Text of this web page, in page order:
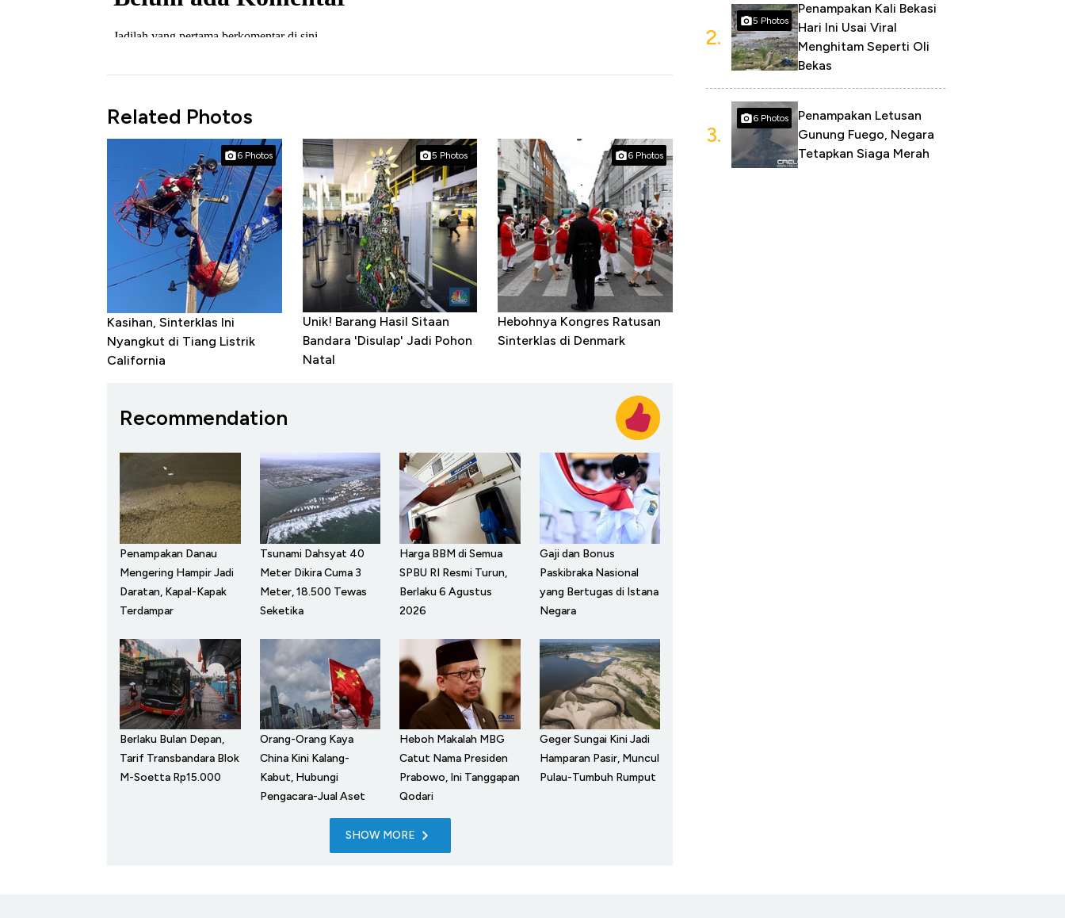
Related Photos
6 Photos
Kasihan, Sinterklas Ini
Nyangkut di Tiang Listrik
California
5 Photos
Unik! Barang Hasil Sitaan
Bandara 'Disulap' Jadi Pohon
Natal
6 Photos
Hebohnya Kongres Ratusan
Sinterklas di Denmark
Recommendation
Penampakan Danau
Mengering Hampir Jadi
Daratan, Kapal-Kapak
Terdampar
Tsunami Dahsyat 40
Meter Dikira Cuma 3
Meter, 18.500 Tewas
Seketika
Harga BBM di Semua
SPBU RI Resmi Turun,
Berlaku 6 Agustus
2026
Gaji dan Bonus
Paskibraka Nasional
yang Bertugas di Istana
Negara
Berlaku Bulan Depan,
Tarif Transbandara Blok
M-Soetta Rp15.000
Orang-Orang Kaya
China Kini Kalang-
Kabut, Hubungi
Pengacara-Jual Aset
Heboh Makalah MBG
Catut Nama Presiden
Prabowo, Ini Tanggapan
Qodari
Geger Sungai Kini Jadi
Hamparan Pasir, Muncul
Pulau-Tumbuh Rumput
SHOW MORE
2.
5 Photos
Penampakan Kali Bekasi
Hari Ini Usai Viral
Menghitam Seperti Oli
Bekas
3.
6 Photos
Penampakan Letusan
Gunung Fuego, Negara
Tetapkan Siaga Merah